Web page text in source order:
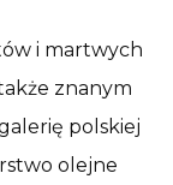
i martwych
znanym
polskiej
olejne